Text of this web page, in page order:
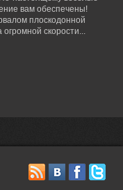
вам обеспечены!
плоскодонной
скорости...